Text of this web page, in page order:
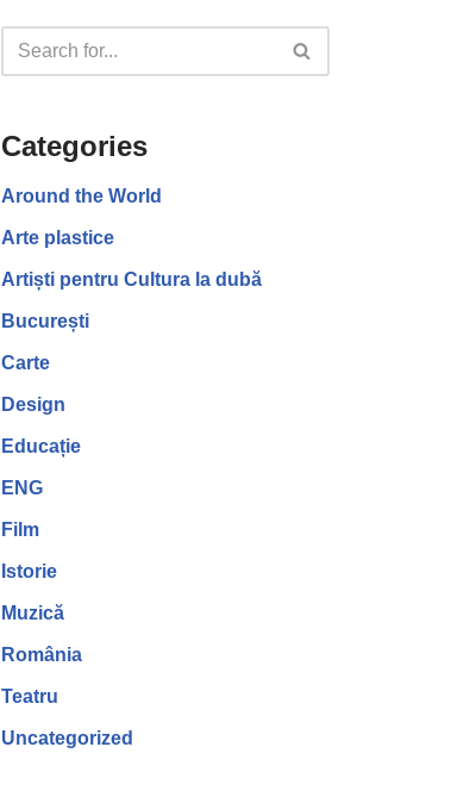
Categories
Around the World
Arte plastice
Artiști pentru Cultura la dubă
București
Carte
Design
Educație
ENG
Film
Istorie
Muzică
România
Teatru
Uncategorized